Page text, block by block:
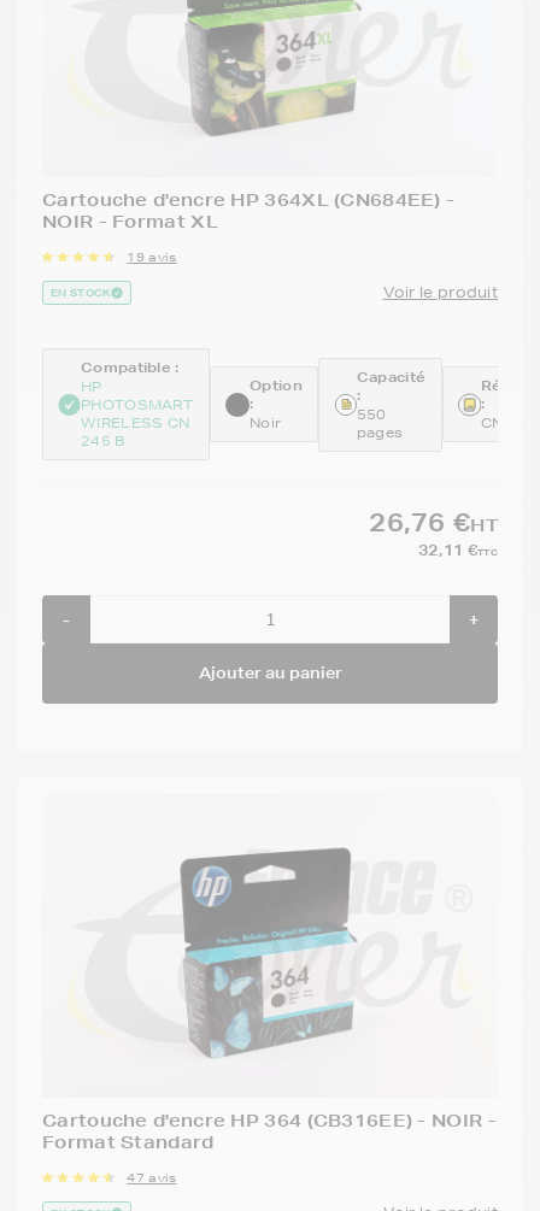
Cartouche d'encre HP 364XL (CN684EE) -
NOIR - Format XL
19 avis
EN STOCK Voir le produit
Compatible :
HP
PHOTOSMART
WIRELESS CN
245 B
Option
:
Noir
Capacité
:
550
pages
:
26,76 €HT
32,11 €TTC
- +
Ajouter au panier
Cartouche d'encre HP 364 (CB316EE) - NOIR -
Format Standard
47 avis